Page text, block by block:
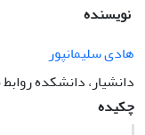
نویسنده
هادی سلیمانپور
دانشیار، دانشکده
چکیده